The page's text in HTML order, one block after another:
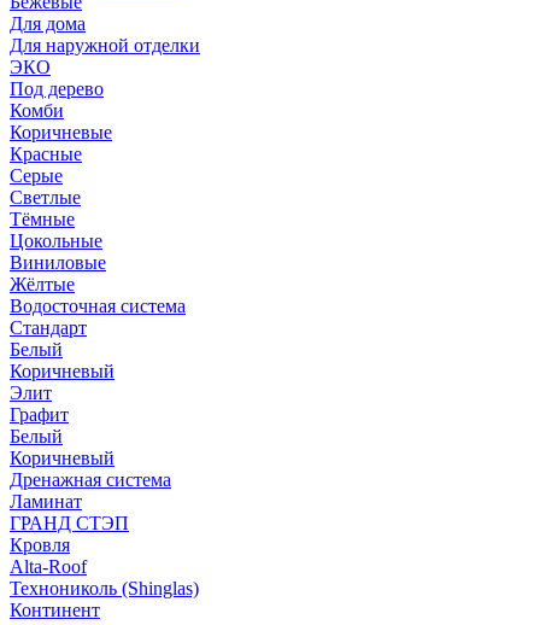
Для дома
Для наружной отделки
ЭКO
Под дерево
Комби
Коричневые
Красные
Серые
Светлые
Тёмные
Цокольные
Виниловые
Жёлтые
Водосточная система
Стандарт
Белый
Коричневый
Элит
Графит
Белый
Коричневый
Дренажная система
Ламинат
ГРАНД СТЭП
Кровля
Alta-Roof
Технониколь (Shinglas)
Континент